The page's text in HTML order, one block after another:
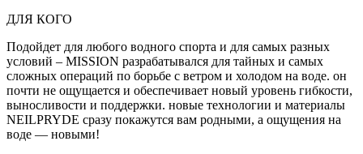
ДЛЯ КОГО
Подойдет для любого водного спорта и для самых разных
условий – MISSION разрабатывался для тайных и самых
сложных операций по борьбе с ветром и холодом на воде. он
почти не ощущается и обеспечивает новый уровень гибкости,
выносливости и поддержки. новые технологии и материалы
NEILPRYDE сразу покажутся вам родными, а ощущения на
воде — новыми!